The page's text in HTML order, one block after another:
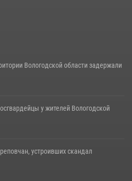
Вологодской области задержали
у жителей Вологодской
устроивших скандал